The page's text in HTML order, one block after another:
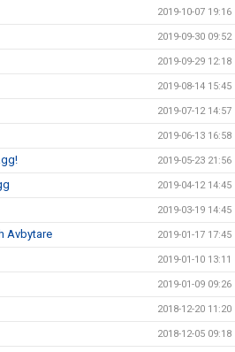
2019-10-07 19:16
2019-09-30 09:52
2019-09-29 12:18
2019-08-14 15:45
2019-07-12 14:57
2019-06-13 16:58
2019-05-23 21:56
2019-04-12 14:45
2019-03-19 14:45
Avbytare 2019-01-17 17:45
2019-01-10 13:11
2019-01-09 09:26
2018-12-20 11:20
2018-12-05 09:18